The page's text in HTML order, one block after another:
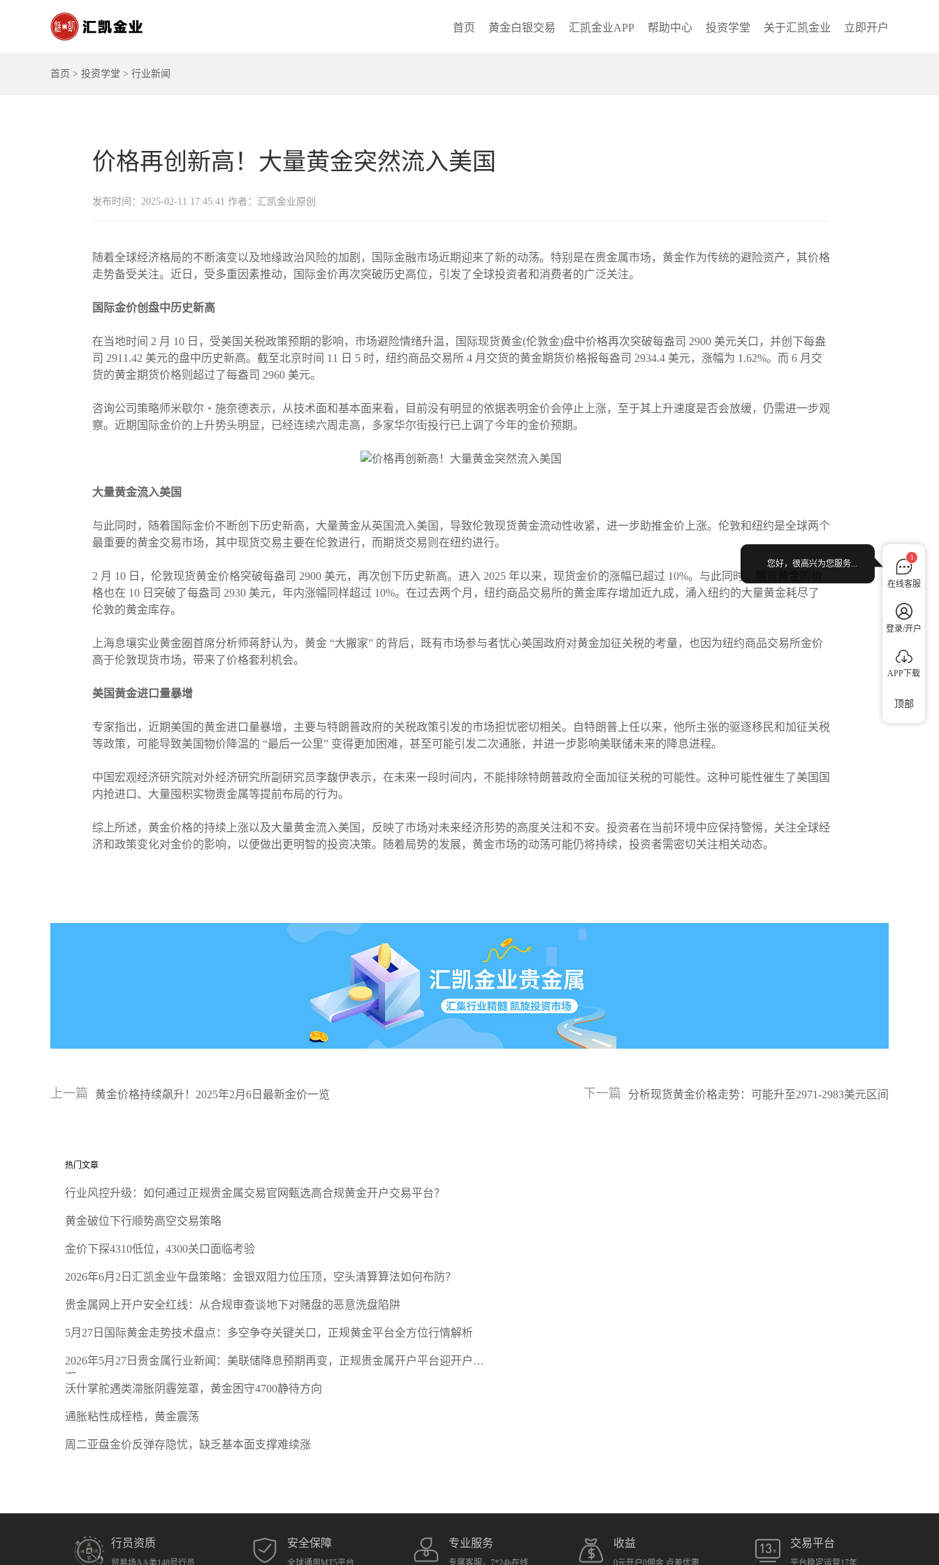
首页 黄金白银交易 汇凯金业APP 帮助中心 投资学堂 关于汇凯金业 立即开户
首页 > 投资学堂 > 行业新闻
价格再创新高！大量黄金突然流入美国
发布时间：2025-02-11 17:45:41 作者：汇凯金业原创
随着全球经济格局的不断演变以及地缘政治风险的加剧，国际金融市场近期迎来了新的动荡。特别是在贵金属市场，黄金作为传统的避险资产，其价格
走势备受关注。近日，受多重因素推动，国际金价再次突破历史高位，引发了全球投资者和消费者的广泛关注。
国际金价创盘中历史新高
在当地时间 2 月 10 日，受美国关税政策预期的影响，市场避险情绪升温，国际现货黄金(伦敦金)盘中价格再次突破每盎司 2900 美元关口，并创下每盎
司 2911.42 美元的盘中历史新高。截至北京时间 11 日 5 时，纽约商品交易所 4 月交货的黄金期货价格报每盎司 2934.4 美元，涨幅为 1.62%。而 6 月交
货的黄金期货价格则超过了每盎司 2960 美元。
咨询公司策略师米歇尔・施奈德表示，从技术面和基本面来看，目前没有明显的依据表明金价会停止上涨，至于其上升速度是否会放缓，仍需进一步观
察。近期国际金价的上升势头明显，已经连续六周走高，多家华尔街投行已上调了今年的金价预期。
大量黄金流入美国
与此同时，随着国际金价不断创下历史新高，大量黄金从英国流入美国，导致伦敦现货黄金流动性收紧，进一步助推金价上涨。伦敦和纽约是全球两个
最重要的黄金交易市场，其中现货交易主要在伦敦进行，而期货交易则在纽约进行。
2 月 10 日，伦敦现货黄金价格突破每盎司 2900 美元，再次创下历史新高。进入 2025 年以来，现货金价的涨幅已超过 10%。与此同时，期货黄金的价
格也在 10 日突破了每盎司 2930 美元，年内涨幅同样超过 10%。在过去两个月，纽约商品交易所的黄金库存增加近九成，涌入纽约的大量黄金耗尽了
伦敦的黄金库存。
上海息壤实业黄金圈首席分析师蒋舒认为，黄金 “大搬家” 的背后，既有市场参与者忧心美国政府对黄金加征关税的考量，也因为纽约商品交易所金价
高于伦敦现货市场，带来了价格套利机会。
美国黄金进口量暴增
专家指出，近期美国的黄金进口量暴增，主要与特朗普政府的关税政策引发的市场担忧密切相关。自特朗普上任以来，他所主张的驱逐移民和加征关税
等政策，可能导致美国物价降温的 “最后一公里” 变得更加困难，甚至可能引发二次通胀，并进一步影响美联储未来的降息进程。
中国宏观经济研究院对外经济研究所副研究员李馥伊表示，在未来一段时间内，不能排除特朗普政府全面加征关税的可能性。这种可能性催生了美国国
内抢进口、大量囤积实物贵金属等提前布局的行为。
综上所述，黄金价格的持续上涨以及大量黄金流入美国，反映了市场对未来经济形势的高度关注和不安。投资者在当前环境中应保持警惕，关注全球经
济和政策变化对金价的影响，以便做出更明智的投资决策。随着局势的发展，黄金市场的动荡可能仍将持续，投资者需密切关注相关动态。
上一篇 黄金价格持续飙升！2025年2月6日最新金价一览 下一篇 分析现货黄金价格走势：可能升至2971-2983美元区间
热门文章
行业风控升级：如何通过正规贵金属交易官网甄选高合规黄金开户交易平台？
黄金破位下行顺势高空交易策略
金价下探4310低位，4300关口面临考验
2026年6月2日汇凯金业午盘策略：金银双阻力位压顶，空头清算算法如何布防？
贵金属网上开户安全红线：从合规审查谈地下对赌盘的恶意洗盘陷阱
5月27日国际黄金走势技术盘点：多空争夺关键关口，正规黄金平台全方位行情解析
2026年5月27日贵金属行业新闻：美联储降息预期再变，正规贵金属开户平台迎开户热
潮
沃什掌舵遇类滞胀阴霾笼罩，黄金困守4700静待方向
通胀粘性成桎梏，黄金震荡
周二亚盘金价反弹存隐忧，缺乏基本面支撑难续涨
行员资质
贸易场AA类148号行员
安全保障
全球通用MT5平台
专业服务
专属客服，7*24h在线
收益
0元开户0佣金 点差优惠
交易平台
平台稳定运营17年
1
在线客服
登录/开户
APP下载
您好，很高兴为您服务...
顶部